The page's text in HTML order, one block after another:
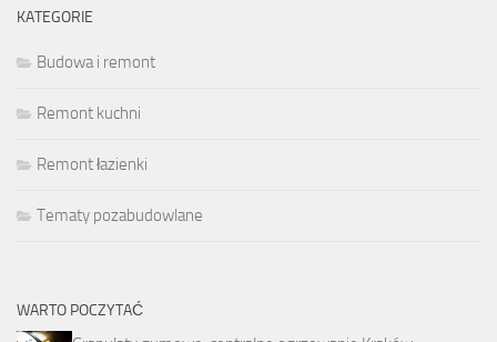
KATEGORIE
Budowa i remont
Remont kuchni
Remont łazienki
Tematy pozabudowlane
WARTO POCZYTAĆ